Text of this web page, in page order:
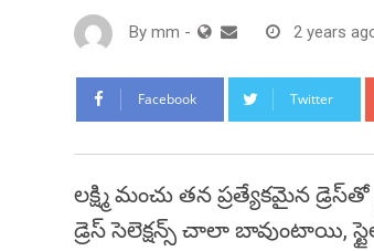
By mm - 2 years
Facebook Twitter
లక్ష్మి మంచు తన ప్రత్యేకమైన
డ్రెస్‌ సెలెక్షన్స్‌ చాలా బావుంటాయి,